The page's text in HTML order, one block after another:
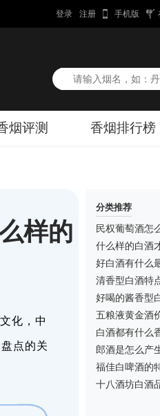
登录 注册 手机版
烟评测 香烟排行榜
样的
化，中
点的关
分类推荐
民权葡萄酒怎
什么样的白酒
好白酒有什么
清香型白酒特
好喝的酱香型
白酒都有什么
郎酒是怎么产
十八酒坊白酒